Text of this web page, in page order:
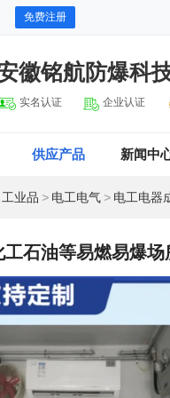
免费注册
徽铭航防爆科
实名认证 企业认证
供应产品 新闻中
工业品 > 电工电气 > 电工电器
石油等易燃易爆